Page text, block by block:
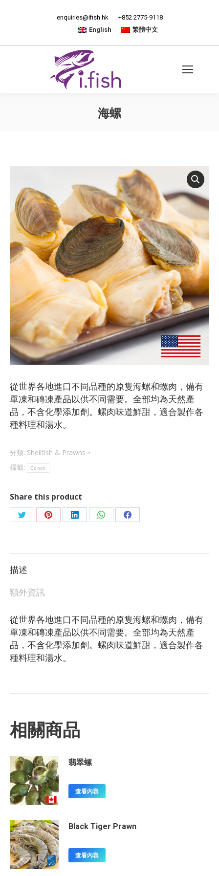
enquiries@ifish.hk
+852 2775-9118
English
繁體中文
海螺
從世界各地進口不同品種的原隻海螺和螺肉，備有
單凍和磚凍產品以供不同需要。全部均為天然產
品，不含化學添加劑。螺肉味道鮮甜，適合製作各
種料理和湯水。
分類: Shellfish & Prawns
標籤:
Conch
Share this product
描述
額外資訊
從世界各地進口不同品種的原隻海螺和螺肉，備有
單凍和磚凍產品以供不同需要。全部均為天然產
品，不含化學添加劑。螺肉味道鮮甜，適合製作各
種料理和湯水。
相關商品
翡翠螺
查看內容
Black Tiger Prawn
查看內容